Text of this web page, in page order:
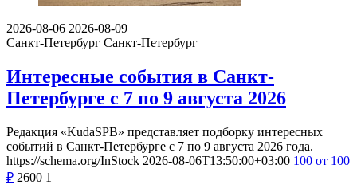
2026-08-06 2026-08-09
Санкт-Петербург Санкт-Петербург
Интересные события в Санкт-
Петербурге с 7 по 9 августа 2026
Редакция «KudaSPB» представляет подборку интересных
событий в Санкт-Петербурге с 7 по 9 августа 2026 года.
https://schema.org/InStock 2026-08-06T13:50:00+03:00 100 от 100
₽ 2600 1